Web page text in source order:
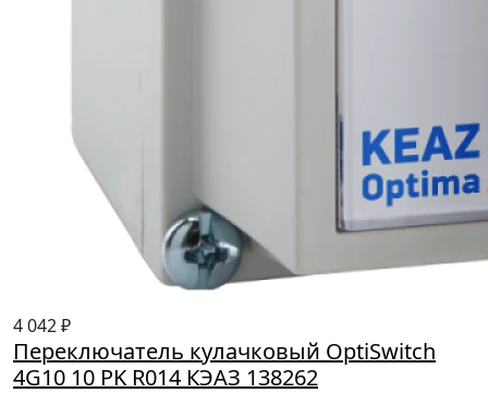
4 042 ₽
Переключатель кулачковый OptiSwitch
4G10 10 PK R014 КЭАЗ 138262